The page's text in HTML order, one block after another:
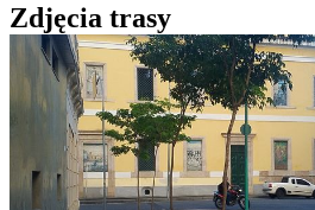
Zdjęcia trasy